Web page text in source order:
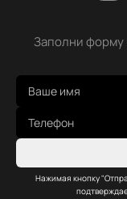
Заполни форму
Нажимая кнопку